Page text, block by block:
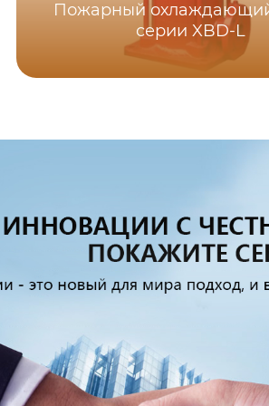
Пожарный
серии XBD-L